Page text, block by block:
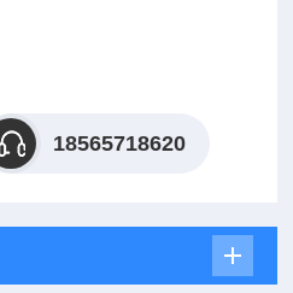
18565718620